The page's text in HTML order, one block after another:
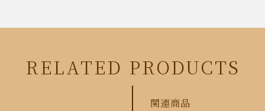
RELATED PRODUCTS
関連商品